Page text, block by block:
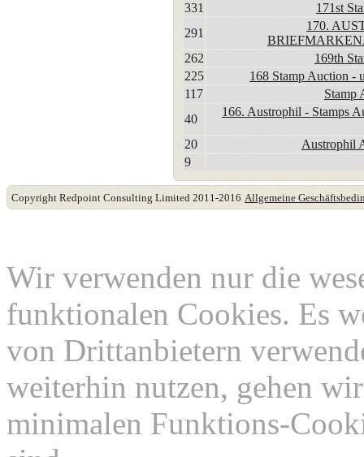
331
171st
291
170.
262
169th
225
168 Stamp Auction -
117
Stamp
40
166. Austrophil - Stamps
20
Austrophil
9
Copyright Redpoint Consulting Limited 2011-2016 Allgemeine
Wir verwenden nur die
funktionalen Cookies. Es
von Drittanbietern
weiterhin nutzen, gehen
minimalen Funktions-